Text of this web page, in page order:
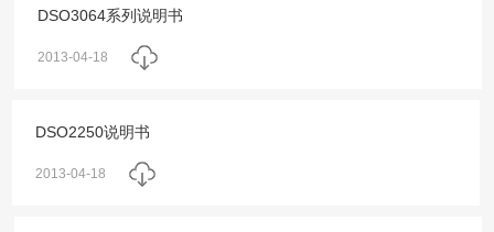
DSO3064系列说明书
2013-04-18
DSO2250说明书
2013-04-18